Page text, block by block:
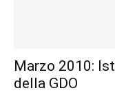
Marzo 2010:
della GDO